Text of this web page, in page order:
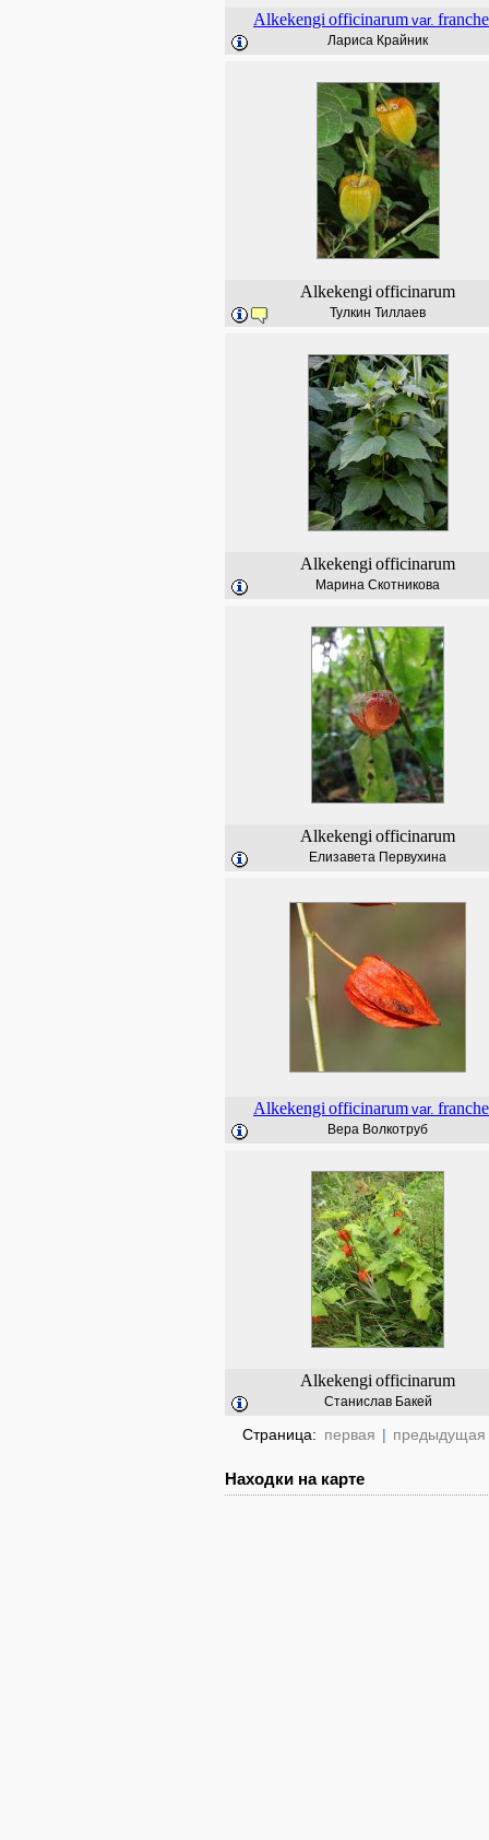
Alkekengi officinarum var.
Лариса Крайник
Alkekengi officinarum
Тулкин Тиллаев
Alkekengi officinarum
Марина Скотникова
Alkekengi officinarum
Елизавета Первухина
Alkekengi officinarum var.
Вера Волкотруб
Alkekengi officinarum
Станислав Бакей
Страница: первая | предыдущая
Находки на карте